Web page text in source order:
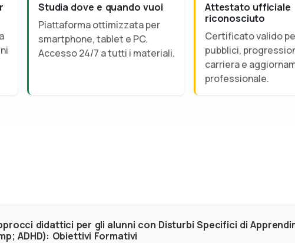
Studia dove e quando vuoi
Piattaforma ottimizzata per
smartphone, tablet e PC.
Accesso 24/7 a tutti i materiali.
Attestato ufficiale
riconosciuto
Certificato valido
pubblici,
carriera e
professionale.
didattici per gli alunni con Disturbi Specifici di
ADHD): Obiettivi Formativi